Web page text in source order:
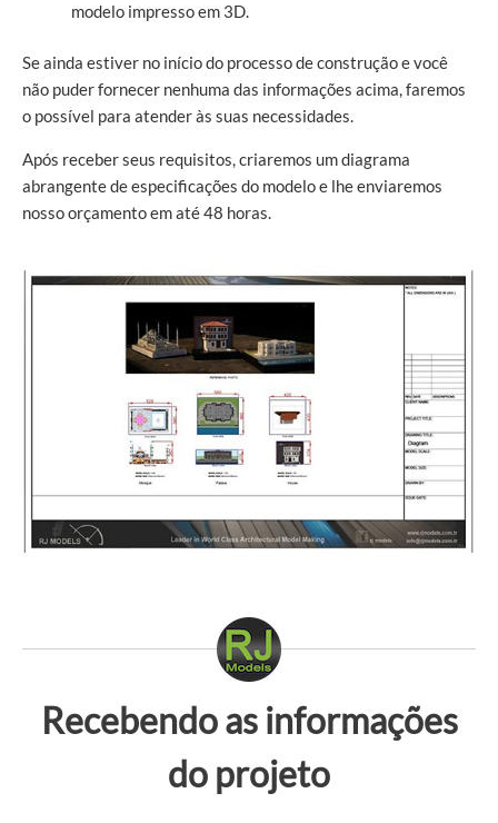
modelo impresso em 3D.
Se ainda estiver no início do processo de construção e você
não puder fornecer nenhuma das informações acima, faremos
o possível para atender às suas necessidades.
Após receber seus requisitos, criaremos um diagrama
abrangente de especificações do modelo e lhe enviaremos
nosso orçamento em até 48 horas.
Recebendo as informações
do projeto